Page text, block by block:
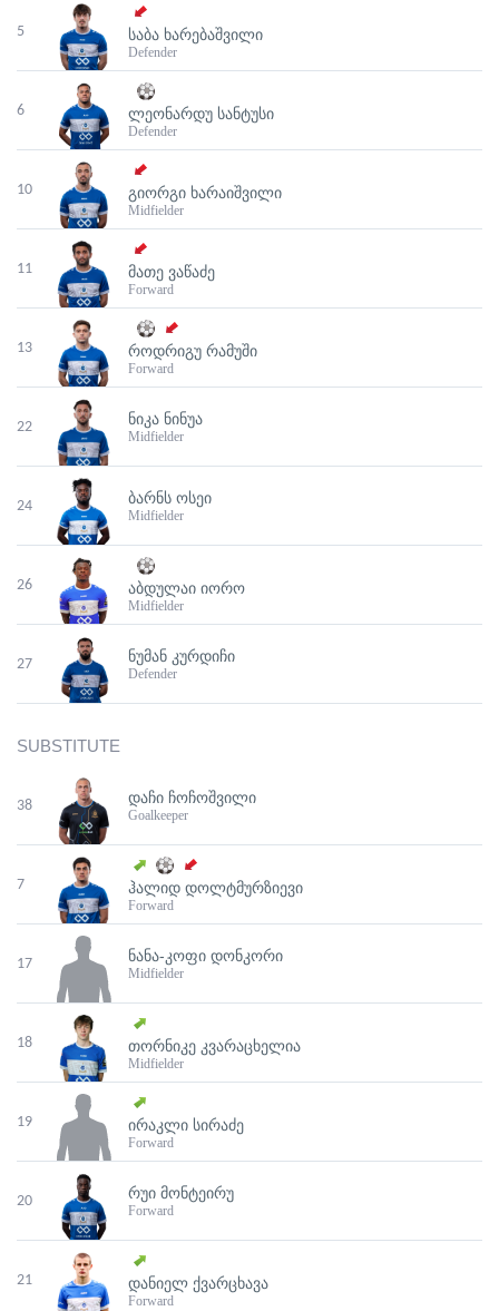
5 ᲡᲐᲑᲐ ᲮᲐᲠᲔᲑᲐᲨᲕᲘᲚᲘ
Defender
6 ᲚᲔᲝᲜᲐᲠᲓᲣ ᲡᲐᲜᲢᲣᲡᲘ
Defender
10 ᲒᲘᲝᲠᲒᲘ ᲮᲐᲠᲐᲘᲨᲕᲘᲚᲘ
Midfielder
11 ᲛᲐᲗᲔ ᲕᲐᲬᲐᲫᲔ
Forward
13 ᲠᲝᲓᲠᲘᲒᲣ ᲠᲐᲛᲣᲨᲘ
Forward
22 ᲜᲘᲙᲐ ᲜᲘᲜᲣᲐ
Midfielder
24 ᲑᲐᲠᲜᲡ ᲝᲡᲔᲘ
Midfielder
26 ᲐᲑᲓᲣᲚᲐᲘ ᲘᲝᲠᲝ
Midfielder
27 ᲜᲣᲛᲐᲜ ᲙᲣᲠᲓᲘᲩᲘ
Defender
SUBSTITUTE
38 ᲓᲐᲩᲘ ᲩᲝᲩᲝᲨᲕᲘᲚᲘ
Goalkeeper
7 ᲰᲐᲚᲘᲓ ᲓᲝᲚᲢᲛᲣᲠᲖᲘᲔᲕᲘ
Forward
17 ᲜᲐᲜᲐ-ᲙᲝᲤᲘ ᲓᲝᲜᲙᲝᲠᲘ
Midfielder
18 ᲗᲝᲠᲜᲘᲙᲔ ᲙᲕᲐᲠᲐᲪᲮᲔᲚᲘᲐ
Midfielder
19 ᲘᲠᲐᲙᲚᲘ ᲡᲘᲠᲐᲫᲔ
Forward
20 ᲠᲣᲘ ᲛᲝᲜᲢᲔᲘᲠᲣ
Forward
21 ᲓᲐᲜᲘᲔᲚ ᲥᲕᲐᲠᲪᲮᲐᲕᲐ
Forward